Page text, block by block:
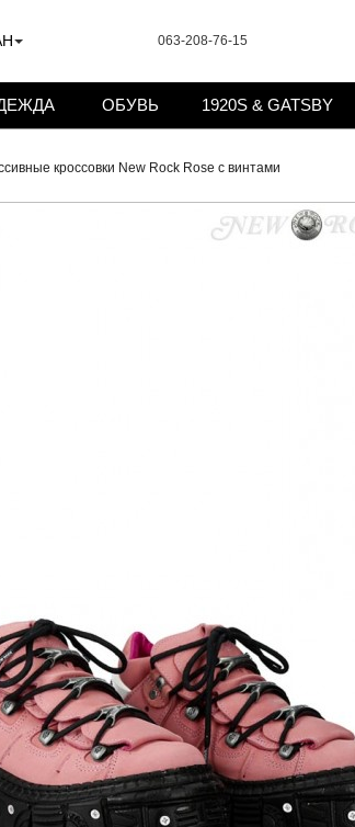
063-208-76-15
кроссовки New Rock Rose с винтами
ОБУВЬ 1920S & GATSBY